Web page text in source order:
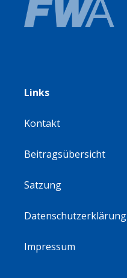
Links
Kontakt
Beitragsübersicht
Satzung
Datenschutzerklärung
Impressum